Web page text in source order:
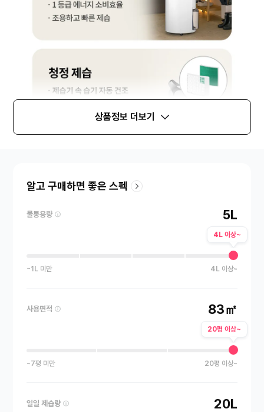
상품정보 더보기
알고 구매하면 좋은 스펙
물통용량 5L
4L 이상~
~1L 미만 4L 이상~
사용면적 83㎡
20평 이상~
~7평 미만 20평 이상~
일일 제습량 20L